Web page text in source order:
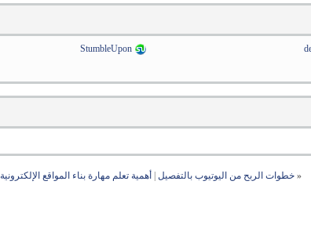
StumbleUpon
« خطوات الربح من اليوتيوب بالتفصيل أهمية تعلم مهارة بناء المواقع الإلكترونية